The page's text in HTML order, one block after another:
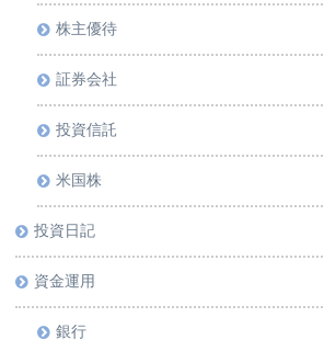
株主優待
証券会社
投資信託
米国株
投資日記
資金運用
銀行